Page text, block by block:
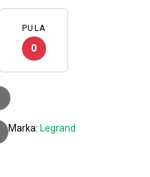
PULA
0
10A, osvjetljena bez simbola, 2
Marka: Legrand